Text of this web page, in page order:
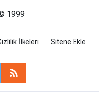
1999
İlkeleri Sitene Ekle